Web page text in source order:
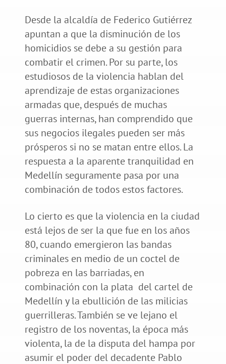
Desde la alcaldía de Federico Gutiérrez
apuntan a que la disminución de los
homicidios se debe a su gestión para
combatir el crimen. Por su parte, los
estudiosos de la violencia hablan del
aprendizaje de estas organizaciones
armadas que, después de muchas
guerras internas, han comprendido que
sus negocios ilegales pueden ser más
prósperos si no se matan entre ellos. La
respuesta a la aparente tranquilidad en
Medellín seguramente pasa por una
combinación de todos estos factores.
Lo cierto es que la violencia en la ciudad
está lejos de ser la que fue en los años
80, cuando emergieron las bandas
criminales en medio de un coctel de
pobreza en las barriadas, en
combinación con la plata del cartel de
Medellín y la ebullición de las milicias
guerrilleras. También se ve lejano el
registro de los noventas, la época más
violenta, la de la disputa del hampa por
asumir el poder del decadente Pablo